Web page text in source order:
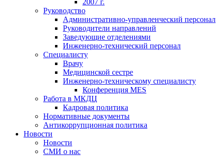
2007 г.
Руководство
Административно-управленческий персонал
Руководители направлений
Заведующие отделениями
Инженерно-технический персонал
Специалисту
Врачу
Медицинской сестре
Инженерно-техническому специалисту
Конференция MES
Работа в МКДЦ
Кадровая политика
Нормативные документы
Антикоррупционная политика
Новости
Новости
СМИ о нас